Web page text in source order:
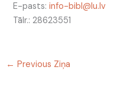
E-pasts:info-bibl@lu.lv
Tālr.: 28623551
← Previous Ziņa